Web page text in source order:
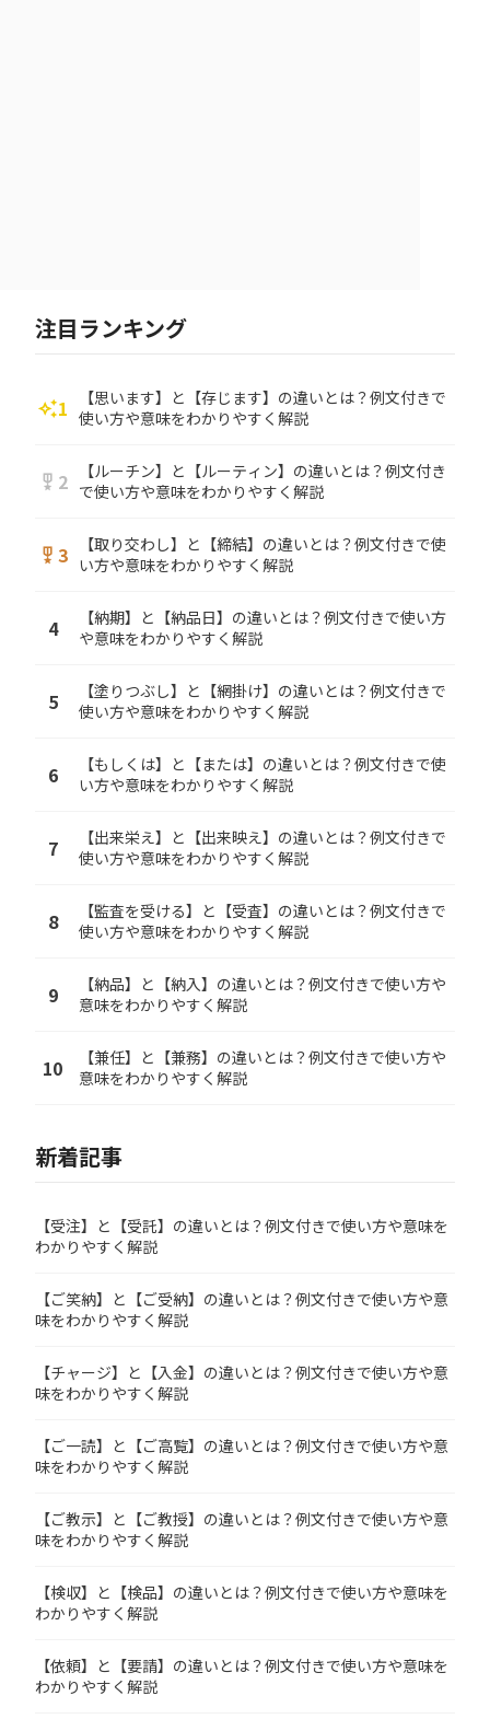
注目ランキング
auto_awesome1
【思います】と【存じます】の違いとは？例文付きで
使い方や意味をわかりやすく解説
military_tech 2
【ルーチン】と【ルーティン】の違いとは？例文付き
で使い方や意味をわかりやすく解説
military_tech 3
【取り交わし】と【締結】の違いとは？例文付きで使
い方や意味をわかりやすく解説
4
【納期】と【納品日】の違いとは？例文付きで使い方
や意味をわかりやすく解説
5
【塗りつぶし】と【網掛け】の違いとは？例文付きで
使い方や意味をわかりやすく解説
6
【もしくは】と【または】の違いとは？例文付きで使
い方や意味をわかりやすく解説
7
【出来栄え】と【出来映え】の違いとは？例文付きで
使い方や意味をわかりやすく解説
8
【監査を受ける】と【受査】の違いとは？例文付きで
使い方や意味をわかりやすく解説
9
【納品】と【納入】の違いとは？例文付きで使い方や
意味をわかりやすく解説
10
【兼任】と【兼務】の違いとは？例文付きで使い方や
意味をわかりやすく解説
新着記事
【受注】と【受託】の違いとは？例文付きで使い方や意味を
わかりやすく解説
【ご笑納】と【ご受納】の違いとは？例文付きで使い方や意
味をわかりやすく解説
【チャージ】と【入金】の違いとは？例文付きで使い方や意
味をわかりやすく解説
【ご一読】と【ご高覧】の違いとは？例文付きで使い方や意
味をわかりやすく解説
【ご教示】と【ご教授】の違いとは？例文付きで使い方や意
味をわかりやすく解説
【検収】と【検品】の違いとは？例文付きで使い方や意味を
わかりやすく解説
【依頼】と【要請】の違いとは？例文付きで使い方や意味を
わかりやすく解説